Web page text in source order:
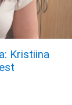
Kristiina